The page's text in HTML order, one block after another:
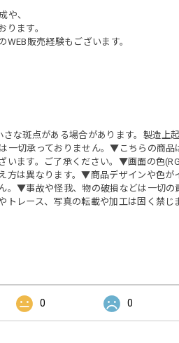
や、
ります。
販売経験もございます。
な斑点がある場合があります。製造
一切承っておりません。▼こちらの商
います。ご了承ください。▼画面の色
方は異なります。▼商品デザインや色
。▼事故や怪我、物の破損などは一切
レース、写真の転載や加工は固く禁じ
0 0